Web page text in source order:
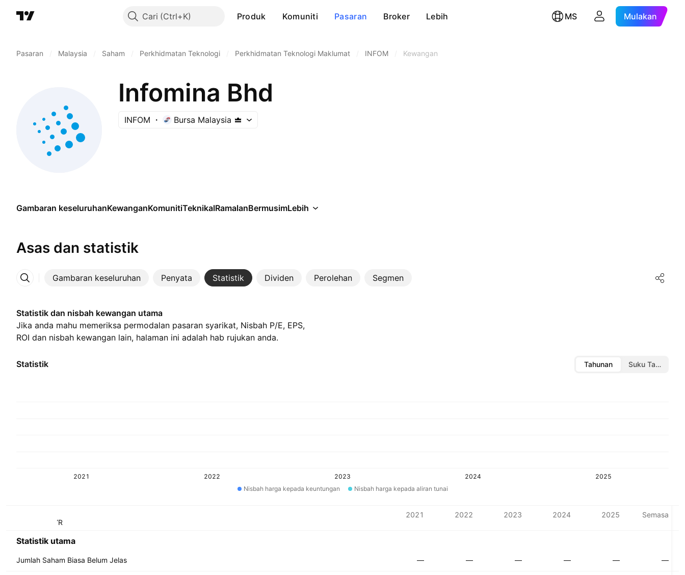
Cari Produk Komuniti Pasaran Broker Lebih MS Mulakan
Pasaran Malaysia Saham Perkhidmatan Teknologi Perkhidmatan Teknologi Maklumat INFOM Kewangan
Infomina Bhd
INFOM Bursa Malaysia
Gambaran keseluruhanKewanganKomunitiTeknikalRamalanBermusimLebih
Asas dan statistik
Gambaran keseluruhan Penyata Statistik Dividen Perolehan Segmen
Lebih
Statistik dan nisbah kewangan utama
Jika anda mahu memeriksa permodalan pasaran syarikat, Nisbah P/E, EPS,
ROI dan nisbah kewangan lain, halaman ini adalah hab rujukan anda.
Statistik Tahunan Suku Tahunan
2021 2022 2023 2024
2025
Nisbah harga kepada keuntungan
Nisbah harga kepada aliran tunai
Mata wang: MYR
2021 2022 2023 2024 2025 Semasa
Statistik utama
Jumlah Saham Biasa Belum Jelas — — — — — —